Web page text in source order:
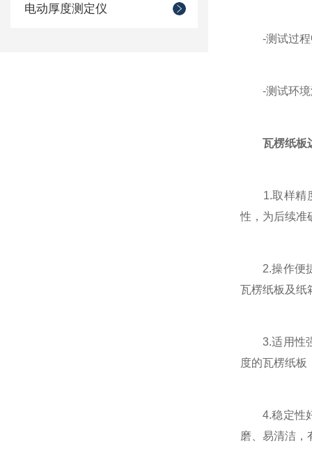
电动厚度测定仪
-测试过程
-测试环境温
瓦楞纸板
1.取样精度
性，为后续准
2.操作便捷
瓦楞纸板及纸
3.适用性强
度的瓦楞纸板
4.稳定性好
磨、易清洁，